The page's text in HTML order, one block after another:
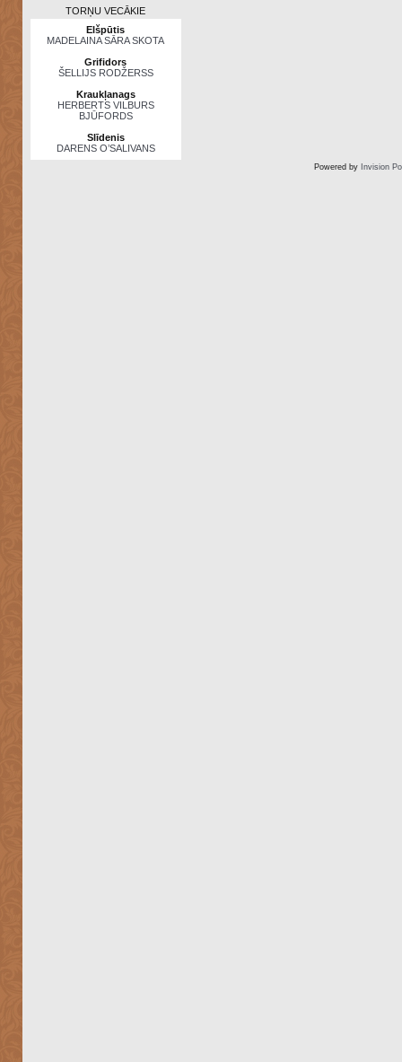
TORŅU VECĀKIE
Elšpūtis
MADELAINA SĀRA SKOTA
Grifidors
ŠELLIJS RODŽERSS
Kraukļanags
HERBERTS VILBURS
BJŪFORDS
Slīdenis
DARENS O’SALIVANS
Powered by Invision